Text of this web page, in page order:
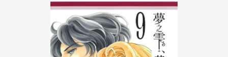
【公告】因 Readmoo 讀墨系統維護中，本站同步暫
停部分閱讀服務